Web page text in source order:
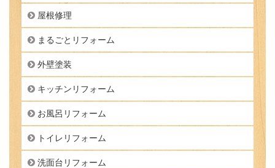
屋根修理
まるごとリフォーム
外壁塗装
キッチンリフォーム
お風呂リフォーム
トイレリフォーム
洗面台リフォーム